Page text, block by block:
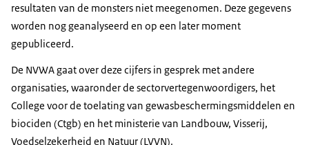
resultaten van de monsters niet meegenomen. Deze gegevens
worden nog geanalyseerd en op een later moment
gepubliceerd.
De NVWA gaat over deze cijfers in gesprek met andere
organisaties, waaronder de sectorvertegenwoordigers, het
College voor de toelating van gewasbeschermingsmiddelen en
biociden (Ctgb) en het ministerie van Landbouw, Visserij,
Voedselzekerheid en Natuur (LVVN).